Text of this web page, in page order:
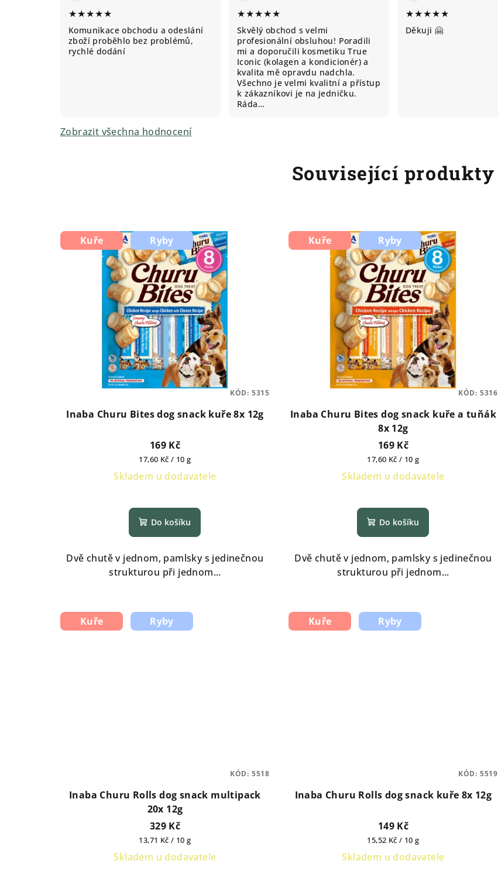
★★★★★
Komunikace obchodu a odeslání
zboží proběhlo bez problémů,
rychlé dodání
★★★★★
Skvělý obchod s velmi
profesionální obsluhou! Poradili
mi a doporučili kosmetiku True
Iconic (kolagen a kondicionér) a
kvalita mě opravdu nadchla.
Všechno je velmi kvalitní a přístup
k zákazníkovi je na jedničku.
Ráda…
★★★★★
Děkuji 🤗
Zobrazit všechna hodnocení
Související produkty
Kuře Ryby
Inaba Churu Bites dog snack kuře 8x 12g
169 Kč
Měrná
cena:
17,60 Kč / 10 g
Skladem u dodavatele
Do košíku
Dvě chutě v jednom, pamlsky s jedinečnou
strukturou při jednom...
KÓD: 5315
Kuře Ryby
Inaba Churu Bites dog snack kuře a tuňák
8x 12g
169 Kč
Měrná
cena:
17,60 Kč / 10 g
Skladem u dodavatele
Do košíku
Dvě chutě v jednom, pamlsky s jedinečnou
strukturou při jednom...
KÓD: 5316
Kuře Ryby
Inaba Churu Rolls dog snack multipack
20x 12g
329 Kč
Měrná
cena:
13,71 Kč / 10 g
Skladem u dodavatele
KÓD: 5518
Kuře Ryby
Inaba Churu Rolls dog snack kuře 8x 12g
149 Kč
Měrná
cena:
15,52 Kč / 10 g
Skladem u dodavatele
KÓD: 5519